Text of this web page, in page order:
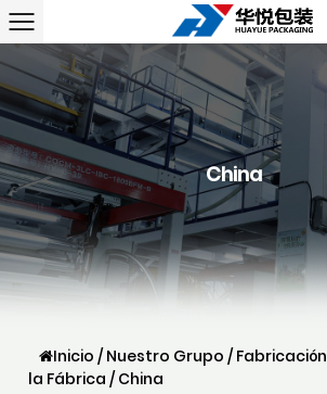
China
Inicio / Nuestro Grupo / Fabricación
la Fábrica / China